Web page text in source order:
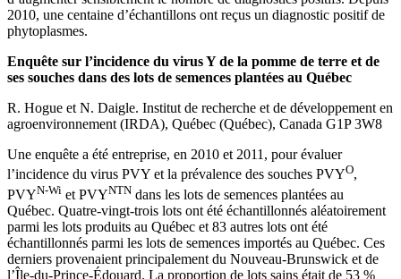
2010, une centaine d’échantillons ont reçus un diagnostic positif de
phytoplasmes.
Enquête sur l’incidence du virus Y de la pomme de terre et de
ses souches dans des lots de semences plantées au Québec
R. Hogue et N. Daigle. Institut de recherche et de développement en
agroenvironnement (IRDA), Québec (Québec), Canada G1P 3W8
Une enquête a été entreprise, en 2010 et 2011, pour évaluer
l’incidence du virus PVY et la prévalence des souches PVYO,
PVYN-Wi et PVYNTN dans les lots de semences plantées au
Québec. Quatre-vingt-trois lots ont été échantillonnés aléatoirement
parmi les lots produits au Québec et 83 autres lots ont été
échantillonnés parmi les lots de semences importés au Québec. Ces
derniers provenaient principalement du Nouveau-Brunswick et de
l’Île-du-Prince-Édouard. La proportion de lots sains était de 53 %